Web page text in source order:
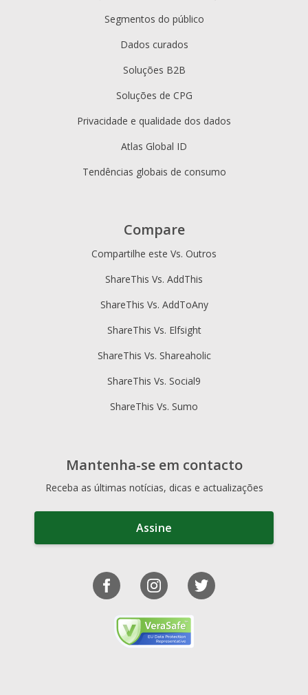
Segmentos do público
Dados curados
Soluções B2B
Soluções de CPG
Privacidade e qualidade dos dados
Atlas Global ID
Tendências globais de consumo
Compare
Compartilhe este Vs. Outros
ShareThis Vs. AddThis
ShareThis Vs. AddToAny
ShareThis Vs. Elfsight
ShareThis Vs. Shareaholic
ShareThis Vs. Social9
ShareThis Vs. Sumo
Mantenha-se em contacto
Receba as últimas notícias, dicas e actualizações
Assine